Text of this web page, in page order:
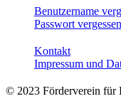
Benutzername
Passwort
Kontakt
Impressum und
© 2023 Förderverein für